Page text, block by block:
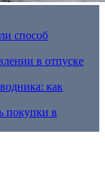
способ
в отпуске
как
покупки в